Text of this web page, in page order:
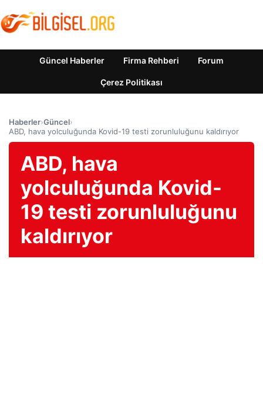
Güncel Haberler Firma Rehberi Forum
Çerez Politikası
Haberler›Güncel›
ABD, hava yolculuğunda Kovid-19 testi zorunluluğunu kaldırıyor
ABD, hava
yolculuğunda Kovid-
19 testi zorunluluğunu
kaldırıyor